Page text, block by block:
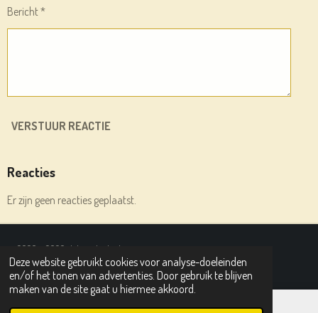
Deze website gebruikt cookies voor analyse-doeleinden
en/of het tonen van advertenties. Door gebruik te blijven
maken van de site gaat u hiermee akkoord.
Bericht *
VERSTUUR REACTIE
Reacties
Er zijn geen reacties geplaatst.
© 2020 - 2026 deleesplank.nl
Powered byJouwWeb